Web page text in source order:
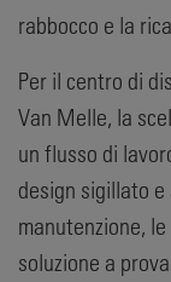
rabbocco e la
Per il centro di
Van Melle, la
un flusso di
design sigillato
manutenzione,
soluzione a